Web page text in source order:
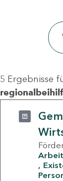
5 Ergebnisse